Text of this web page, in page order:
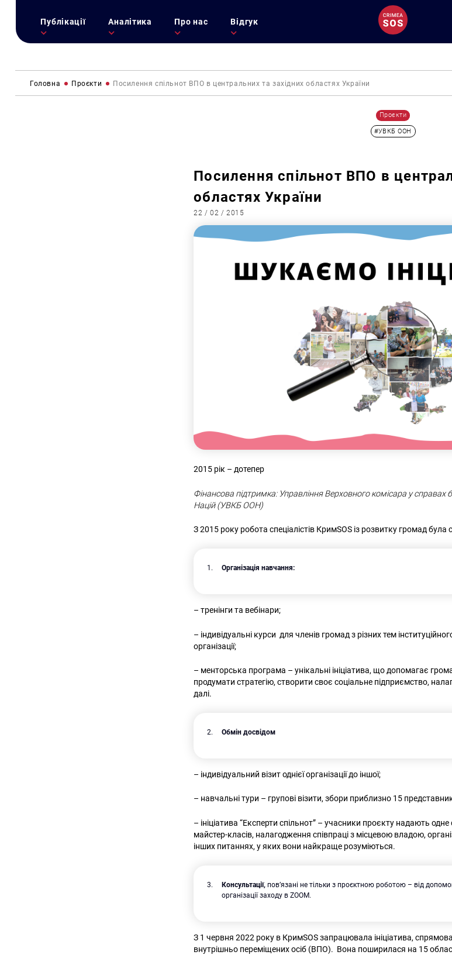
Публікації Аналітика Про нас Відгук
Головна Проєкти Посилення спільнот ВПО в центральних та західних областях України
Проєкти
#УВКБ ООН
Посилення спільнот ВПО в
областях України
22 / 02 / 2015
2015 рік – дотепер
Фінансова підтримка: Управління Верховного комісара у справах
Націй (УВКБ ООН)
З 2015 року робота спеціалістів КримSOS із розвитку громад
Організація навчання:
– тренінги та вебінари;
– індивідуальні курси для членів громад з різних тем
організації;
– менторська програма – унікальні ініціатива, що допомагає
продумати стратегію, створити своє соціальне підприємство,
далі.
Обмін досвідом
– індивідуальний візит однієї організації до іншої;
– навчальні тури – групові візити, збори приблизно 15
– ініціатива “Експерти спільнот” – учасники проєкту надають
майстер-класів, налагодження співпраці з місцевою владою,
інших питаннях, у яких вони найкраще розуміються.
Консультації, пов’язані не тільки з проєктною роботою – від
організації заходу в ZOOM.
З 1 червня 2022 року в КримSOS запрацювала ініціатива,
внутрішньо переміщених осіб (ВПО). Вона поширилася на 15